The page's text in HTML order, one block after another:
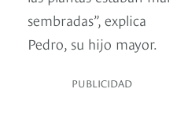
sembradas”, explica
Pedro, su hijo mayor.
PUBLICIDAD